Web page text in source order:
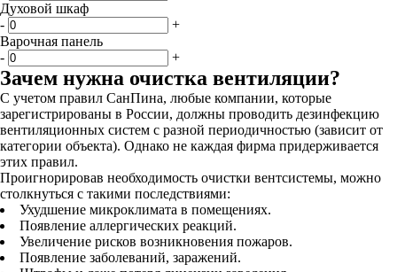
Духовой шкаф
-
+
Варочная панель
-
+
Зачем нужна очистка вентиляции?
С учетом правил СанПина, любые компании, которые
зарегистрированы в России, должны проводить дезинфекцию
вентиляционных систем с разной периодичностью (зависит от
категории объекта). Однако не каждая фирма придерживается
этих правил.
Проигнорировав необходимость очистки вентсистемы, можно
столкнуться с такими последствиями:
Ухудшение микроклимата в помещениях.
Появление аллергических реакций.
Увеличение рисков возникновения пожаров.
Появление заболеваний, заражений.